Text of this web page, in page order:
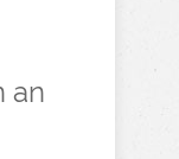
an